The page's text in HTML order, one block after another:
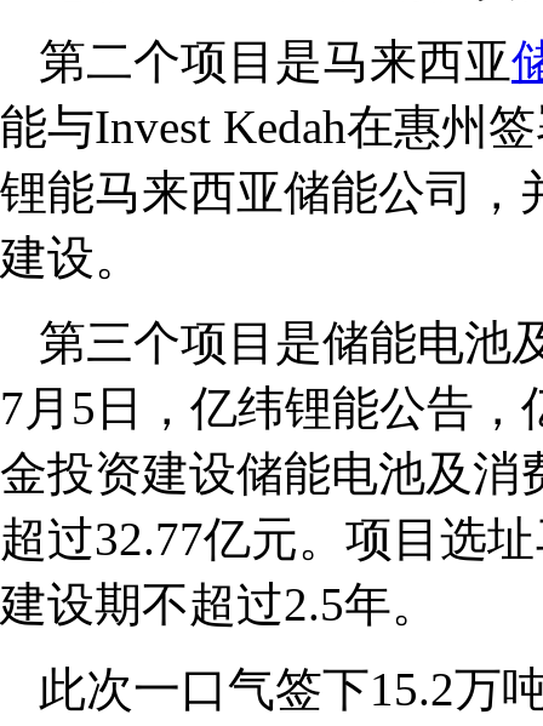
第二个项目是马来西亚
能与Invest Kedah在惠州
锂能马来西亚储能公司，
建设。
第三个项目是储能电池
7月5日，亿纬锂能公告
金投资建设储能电池及消
超过32.77亿元。项目选
建设期不超过2.5年。
此次一口气签下15.2万